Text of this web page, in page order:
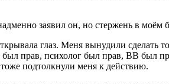
заявил он, но стержень в моём
глаз. Меня вынудили
был прав, психолог был прав, ВВ
подтолкнули меня к действию.